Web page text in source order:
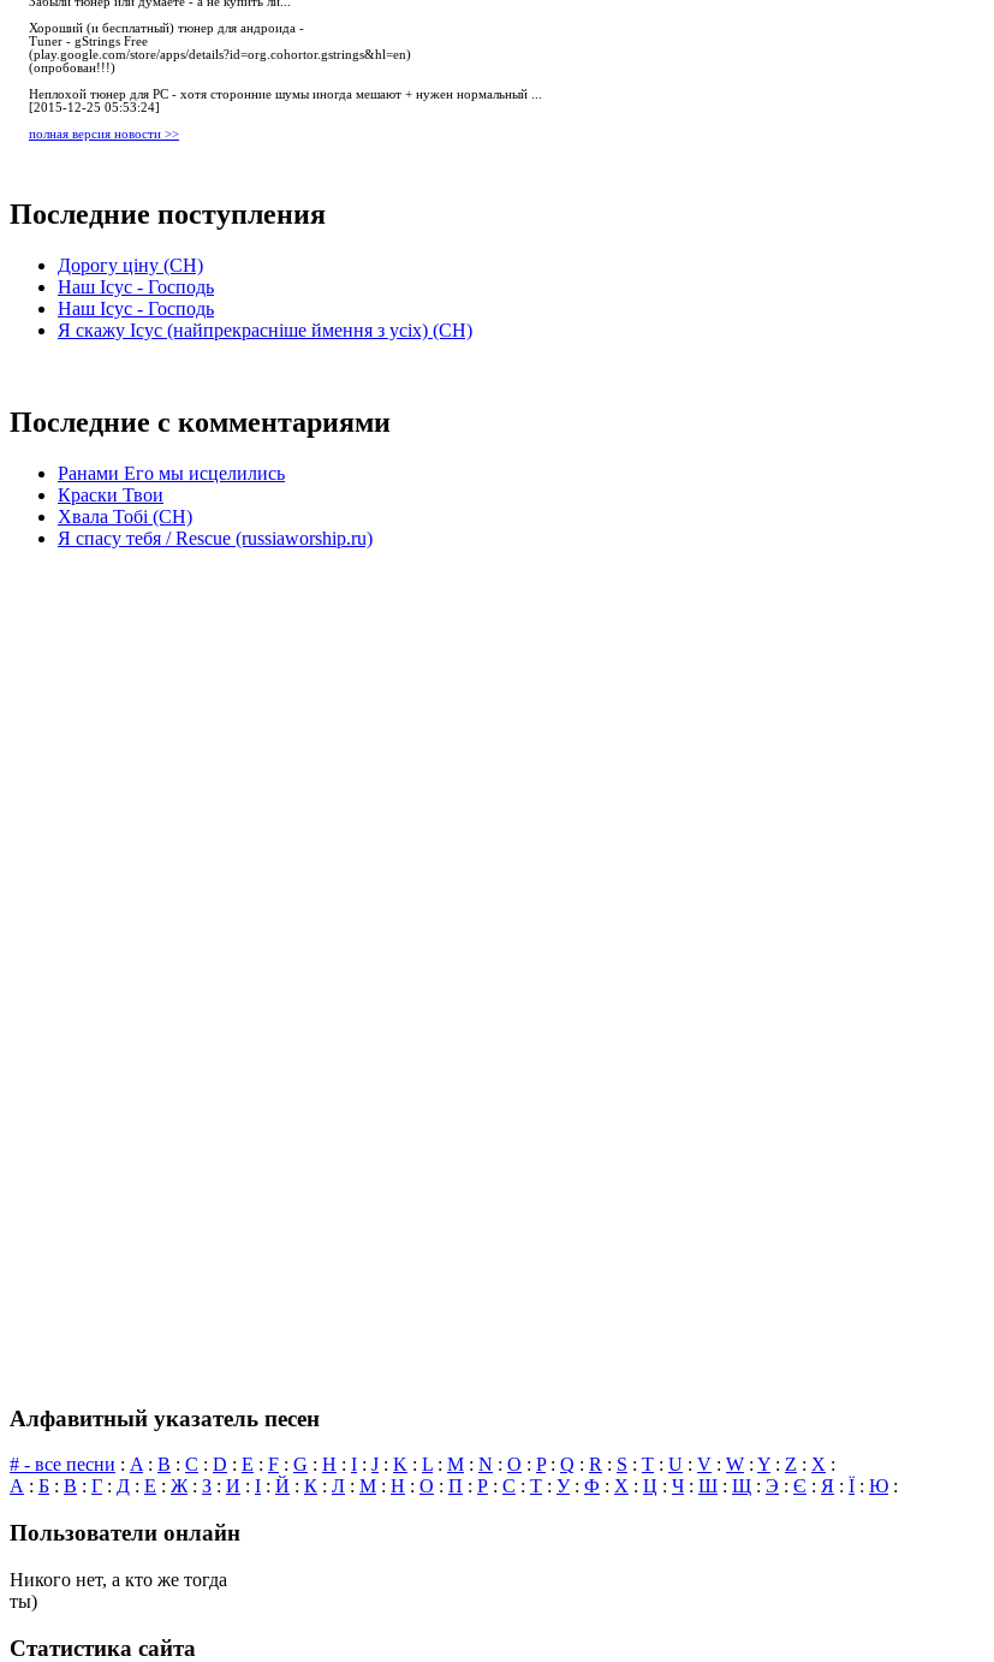
Хороший (и бесплатный) тюнер для андроида -
Tuner - gStrings Free
(play.google.com/store/apps/details?id=org.cohortor.gstrings&hl=en)
(опробован!!!)
Неплохой тюнер для РС - хотя сторонние шумы иногда мешают + нужен нормальный ...
[2015-12-25 05:53:24]
полная версия новости >>
Последние поступления
Дорогу ціну (СН)
Наш Ісус - Господь
Наш Ісус - Господь
Я скажу Ісус (найпрекрасніше ймення з усіх) (СН)
Последние с комментариями
Ранами Его мы исцелились
Краски Твои
Хвала Тобі (СН)
Я спасу тебя / Rescue (russiaworship.ru)
Алфавитный указатель песен
# - все песни : A: B : C : D : E : F : G : H : I : J : K : L : M : N : O : P: Q : R : S : T : U : V : W : Y : Z : X :
А : Б : В : Г : Д : Е : Ж: З : И : І : Й : К : Л : М : Н : О : П : Р : С : Т : У: Ф : Х : Ц : Ч : Ш : Щ : Э : Є : Я : Ї : Ю :
Пользователи онлайн
Никого нет, а кто же тогда
ты)
Статистика сайта